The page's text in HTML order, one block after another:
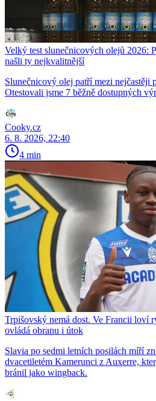
Velký test slunečnicových olejů 2026:
našli ty nejkvalitnější
Slunečnicový olej patří mezi nejčastěji
Otestovali jsme 7 běžně dostupných
Cooky.cz
6. 8. 2026, 22:40
4 min
Trpišovský nemá dost. Ve Francii loví
ovládá obranu i útok
Slavia po sedmi letních posilách míří
dvacetiletém Kamerunci z Auxerre,
bránil jako wingback.